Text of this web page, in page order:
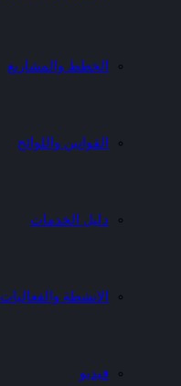
الخطط والمشاريع
القوانين واللوائح
دليل الخدمات
الانشطة والفعاليات
فيديو